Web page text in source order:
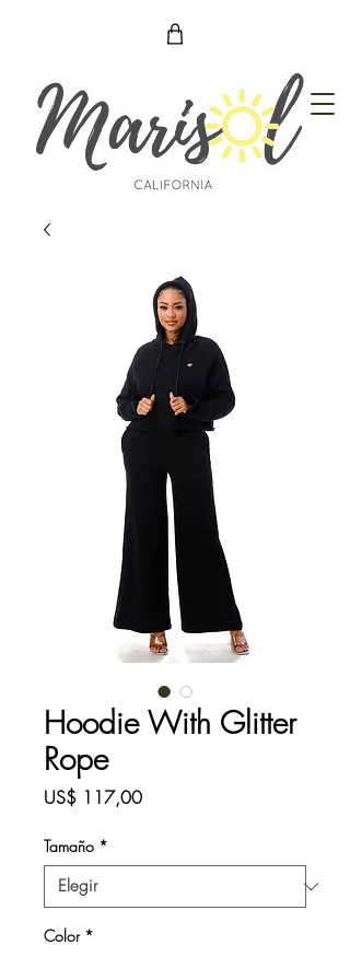
Hoodie With Glitter
Rope
US$ 117,00Precio
Tamaño *
Color *